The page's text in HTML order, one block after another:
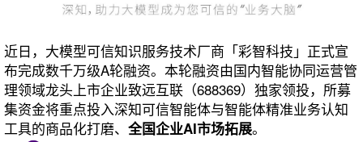
近日，大模型可信知识服务技术厂商「彩智科技」正式宣
布完成数千万级A轮融资。本轮融资由国内智能协同运营管
理领域龙头上市企业致远互联（688369）独家领投，所募
集资金将重点投入深知可信智能体与智能体精准业务认知
工具的商品化打磨、 全国企业AI市场拓展。